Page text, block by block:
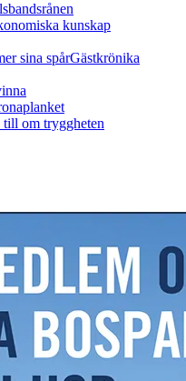
kunskap
sina spårGästkrönika
planket
om tryggheten